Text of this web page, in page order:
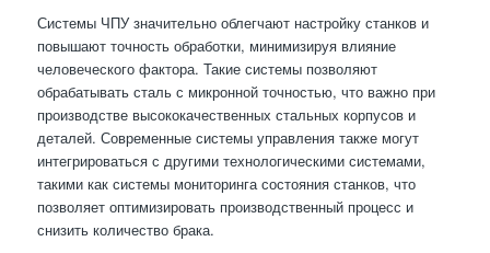
Системы ЧПУ значительно облегчают настройку станков и
повышают точность обработки, минимизируя влияние
человеческого фактора. Такие системы позволяют
обрабатывать сталь с микронной точностью, что важно при
производстве высококачественных стальных корпусов и
деталей. Современные системы управления также могут
интегрироваться с другими технологическими системами,
такими как системы мониторинга состояния станков, что
позволяет оптимизировать производственный процесс и
снизить количество брака.